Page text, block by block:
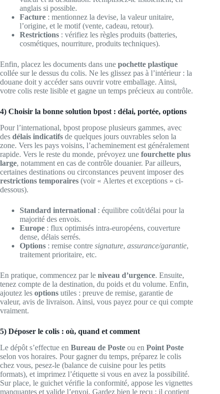
anglais si possible.
Facture : mentionnez la devise, la valeur unitaire,
l’origine, et le motif (vente, cadeau, retour).
Restrictions : vérifiez les règles produits (batteries,
cosmétiques, nourriture, produits techniques).
Enfin, placez les documents dans une pochette plastique
collée sur le dessus du colis. Ne les glissez pas à l’intérieur : la
douane doit y accéder sans ouvrir votre emballage. Ainsi,
votre colis reste lisible et gagne un temps précieux au contrôle.
4) Choisir la bonne solution bpost : délai, portée, options
Pour l’international, bpost propose plusieurs gammes, avec
des délais indicatifs de quelques jours ouvrables selon la
zone. Vers les pays voisins, l’acheminement est généralement
rapide. Vers le reste du monde, prévoyez une fourchette plus
large, notamment en cas de contrôle douanier. Par ailleurs,
certaines destinations ou circonstances peuvent imposer des
restrictions temporaires (voir « Alertes et exceptions » ci-
dessous).
Standard international : équilibre coût/délai pour la
majorité des envois.
Europe : flux optimisés intra-européens, couverture
dense, délais serrés.
Options : remise contre signature, assurance/garantie,
traitement prioritaire, etc.
En pratique, commencez par le niveau d’urgence. Ensuite,
tenez compte de la destination, du poids et du volume. Enfin,
ajoutez les options utiles : preuve de remise, garantie de
valeur, avis de livraison. Ainsi, vous payez pour ce qui compte
vraiment.
5) Déposer le colis : où, quand et comment
Le dépôt s’effectue en Bureau de Poste ou en Point Poste
selon vos horaires. Pour gagner du temps, préparez le colis
chez vous, pesez-le (balance de cuisine pour les petits
formats), et imprimez l’étiquette si vous en avez la possibilité.
Sur place, le guichet vérifie la conformité, appose les vignettes
manquantes et valide l’envoi. Gardez bien le reçu : il contient